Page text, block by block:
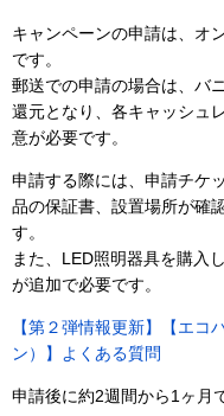
キャンペーンの申請は、オ
です。
郵送での申請の場合は、バ
還元となり、各キャッシュ
意が必要です。
申請する際には、申請チケ
品の保証書、設置場所が確
す。
また、LED照明器具を購入
が追加で必要です。
【第２弾情報更新】【エコ
ン）】よくある質問
申請後に約2週間から1ヶ月